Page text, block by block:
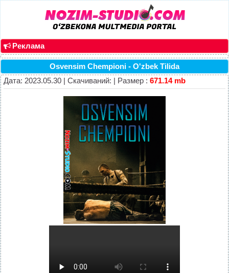
Реклама
Osvensim Chempioni - O'zbek Tilida
Дата: 2023.05.30 | Скачиваний: | Размер : 671.14 mb